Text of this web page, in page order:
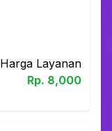
Harga Layanan
Rp. 8,000